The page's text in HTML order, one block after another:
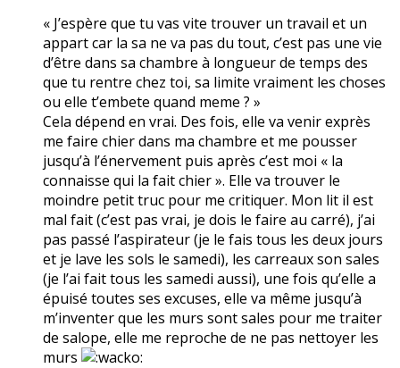
« J’espère que tu vas vite trouver un travail et un
appart car la sa ne va pas du tout, c’est pas une vie
d’être dans sa chambre à longueur de temps des
que tu rentre chez toi, sa limite vraiment les choses
ou elle t’embete quand meme ? »
Cela dépend en vrai. Des fois, elle va venir exprès
me faire chier dans ma chambre et me pousser
jusqu’à l’énervement puis après c’est moi « la
connaisse qui la fait chier ». Elle va trouver le
moindre petit truc pour me critiquer. Mon lit il est
mal fait (c’est pas vrai, je dois le faire au carré), j’ai
pas passé l’aspirateur (je le fais tous les deux jours
et je lave les sols le samedi), les carreaux son sales
(je l’ai fait tous les samedi aussi), une fois qu’elle a
épuisé toutes ses excuses, elle va même jusqu’à
m’inventer que les murs sont sales pour me traiter
de salope, elle me reproche de ne pas nettoyer les
murs